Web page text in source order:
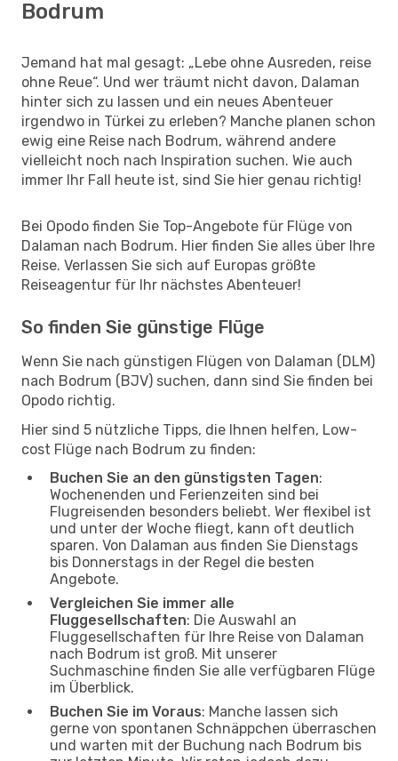
Bodrum
Jemand hat mal gesagt: „Lebe ohne Ausreden, reise
ohne Reue“. Und wer träumt nicht davon, Dalaman
hinter sich zu lassen und ein neues Abenteuer
irgendwo in Türkei zu erleben? Manche planen schon
ewig eine Reise nach Bodrum, während andere
vielleicht noch nach Inspiration suchen. Wie auch
immer Ihr Fall heute ist, sind Sie hier genau richtig!
Bei Opodo finden Sie Top-Angebote für Flüge von
Dalaman nach Bodrum. Hier finden Sie alles über Ihre
Reise. Verlassen Sie sich auf Europas größte
Reiseagentur für Ihr nächstes Abenteuer!
So finden Sie günstige Flüge
Wenn Sie nach günstigen Flügen von Dalaman (DLM)
nach Bodrum (BJV) suchen, dann sind Sie finden bei
Opodo richtig.
Hier sind 5 nützliche Tipps, die Ihnen helfen, Low-
cost Flüge nach Bodrum zu finden:
Buchen Sie an den günstigsten Tagen:
Wochenenden und Ferienzeiten sind bei
Flugreisenden besonders beliebt. Wer flexibel ist
und unter der Woche fliegt, kann oft deutlich
sparen. Von Dalaman aus finden Sie Dienstags
bis Donnerstags in der Regel die besten
Angebote.
Vergleichen Sie immer alle
Fluggesellschaften: Die Auswahl an
Fluggesellschaften für Ihre Reise von Dalaman
nach Bodrum ist groß. Mit unserer
Suchmaschine finden Sie alle verfügbaren Flüge
im Überblick.
Buchen Sie im Voraus: Manche lassen sich
gerne von spontanen Schnäppchen überraschen
und warten mit der Buchung nach Bodrum bis